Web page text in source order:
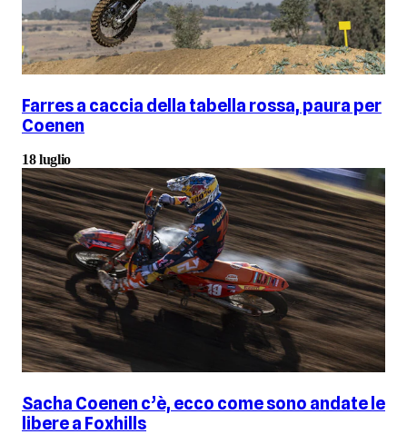
Farres a caccia della tabella rossa, paura per
Coenen
18 luglio
Sacha Coenen c’è, ecco come sono andate le
libere a Foxhills